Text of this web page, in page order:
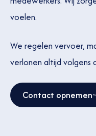
voelen.
We regelen vervoer,
verlonen altijd volgens
Contact opnemen